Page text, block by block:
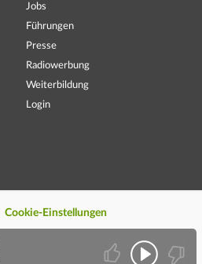
Jobs
Führungen
Presse
Radiowerbung
Weiterbildung
Login
Cookie-Einstellungen